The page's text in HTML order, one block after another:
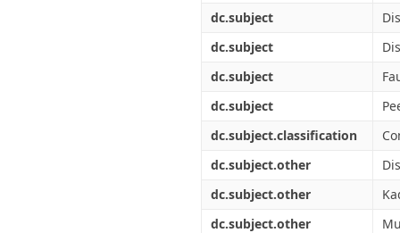
dc.subject
dc.subject
dc.subject
dc.subject
dc.subject.classification
dc.subject.other
dc.subject.other
dc.subject.other